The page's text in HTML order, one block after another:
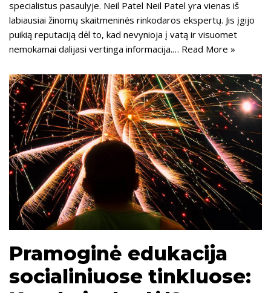
specialistus pasaulyje. Neil Patel Neil Patel yra vienas iš
labiausiai žinomų skaitmeninės rinkodaros ekspertų. Jis įgijo
puikią reputaciją dėl to, kad nevynioja į vatą ir visuomet
nemokamai dalijasi vertinga informacija.… Read More »
Pramoginė edukacija
socialiniuose tinkluose: